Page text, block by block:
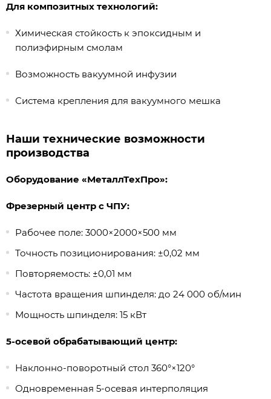
Для композитных технологий:
Химическая стойкость к эпоксидным и
полиэфирным смолам
Возможность вакуумной инфузии
Система крепления для вакуумного мешка
Наши технические возможности
производства
Оборудование «МеталлТехПро»:
Фрезерный центр с ЧПУ:
Рабочее поле: 3000×2000×500 мм
Точность позиционирования: ±0,02 мм
Повторяемость: ±0,01 мм
Частота вращения шпинделя: до 24 000 об/мин
Мощность шпинделя: 15 кВт
5-осевой обрабатывающий центр:
Наклонно-поворотный стол 360°×120°
Одновременная 5-осевая интерполяция